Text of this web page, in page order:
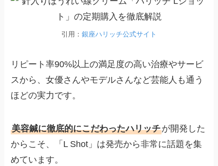
引用： 銀座ハリッチ公式サイト
リピート率90%以上の満足度の高い治療やサービ
スから、女優さんやモデルさんなど芸能人も通う
ほどの実力です。
美容鍼に徹底的にこだわったハリッチが開発した
からこそ、「L Shot」は発売から非常に話題を集
めています。